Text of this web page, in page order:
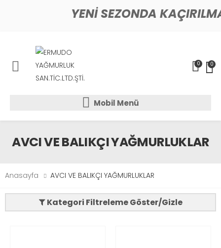
YENİ SEZONDA
Mobil Menü 0 0
Mobil Menü
Mobil Menü
AVCI VE BALIKÇI YAĞMURLUKLAR
Anasayfa AVCI VE BALIKÇI YAĞMURLUKLAR
Kategori Filtreleme Göster/Gizle